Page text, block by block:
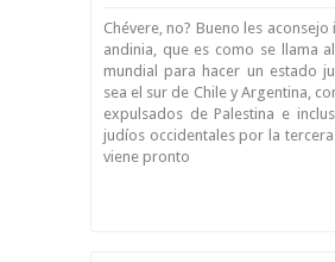
Chévere, no? Bueno les
andinia, que es como se llama
mundial para hacer un estado
sea el sur de Chile y Argentina,
expulsados de Palestina e
judíos occidentales por la
viene pronto